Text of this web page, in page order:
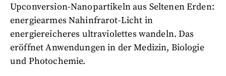
Upconversion-Nanopartikeln aus Seltenen Erden:
energiearmes Nahinfrarot-Licht in
energiereicheres ultraviolettes wandeln. Das
eröffnet Anwendungen in der Medizin, Biologie
und Photochemie.